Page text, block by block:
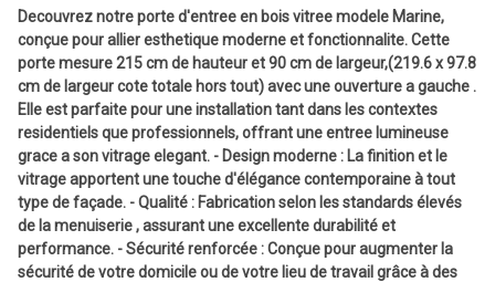
Decouvrez notre porte d'entree en bois vitree modele Marine,
conçue pour allier esthetique moderne et fonctionnalite. Cette
porte mesure 215 cm de hauteur et 90 cm de largeur,(219.6 x 97.8
cm de largeur cote totale hors tout) avec une ouverture a gauche .
Elle est parfaite pour une installation tant dans les contextes
residentiels que professionnels, offrant une entree lumineuse
grace a son vitrage elegant. - Design moderne : La finition et le
vitrage apportent une touche d'élégance contemporaine à tout
type de façade. - Qualité : Fabrication selon les standards élevés
de la menuiserie , assurant une excellente durabilité et
performance. - Sécurité renforcée : Conçue pour augmenter la
sécurité de votre domicile ou de votre lieu de travail grâce à des